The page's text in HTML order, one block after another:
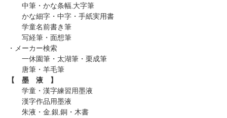
中筆・かな条幅,大字筆
かな細字・中字・手紙実用書
学童名前書き筆
写経筆・面想筆
・メーカー検索
一休園筆 ・太湖筆 ・栗成筆
唐筆 ・羊毛筆
【 墨 液 】
学童・漢字練習用墨液
漢字作品用墨液
朱液・金,銀,銅・木書